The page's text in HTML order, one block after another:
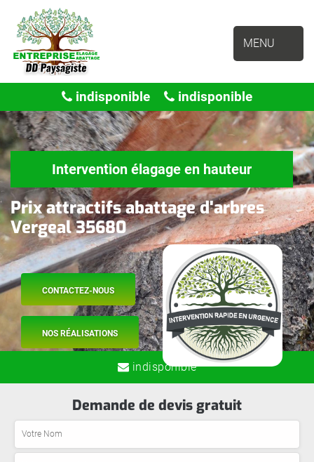
MENU
indisponible indisponible
Intervention élagage en hauteur
Prix attractifs abattage d'arbres
Vergeal 35680
CONTACTEZ-NOUS
NOS RÉALISATIONS
indisponible
Demande de devis gratuit